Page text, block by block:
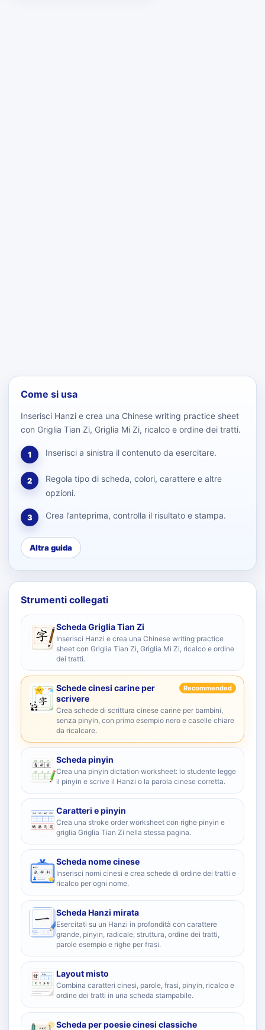
Come si usa
Inserisci Hanzi e crea una Chinese writing practice sheet
con Griglia Tian Zi, Griglia Mi Zi, ricalco e ordine dei tratti.
1 Inserisci a sinistra il contenuto da esercitare.
2
Regola tipo di scheda, colori, carattere e altre
opzioni.
3 Crea l’anteprima, controlla il risultato e stampa.
Altra guida
Strumenti collegati
Scheda Griglia Tian Zi
Inserisci Hanzi e crea una Chinese writing practice
sheet con Griglia Tian Zi, Griglia Mi Zi, ricalco e ordine
dei tratti.
Schede cinesi carine per
scrivere
Recommended
Crea schede di scrittura cinese carine per bambini,
senza pinyin, con primo esempio nero e caselle chiare
da ricalcare.
Scheda pinyin
Crea una pinyin dictation worksheet: lo studente legge
il pinyin e scrive il Hanzi o la parola cinese corretta.
Caratteri e pinyin
Crea una stroke order worksheet con righe pinyin e
griglia Griglia Tian Zi nella stessa pagina.
Scheda nome cinese
Inserisci nomi cinesi e crea schede di ordine dei tratti e
ricalco per ogni nome.
Scheda Hanzi mirata
Esercitati su un Hanzi in profondità con carattere
grande, pinyin, radicale, struttura, ordine dei tratti,
parole esempio e righe per frasi.
Layout misto
Combina caratteri cinesi, parole, frasi, pinyin, ricalco e
ordine dei tratti in una scheda stampabile.
Scheda per poesie cinesi classiche